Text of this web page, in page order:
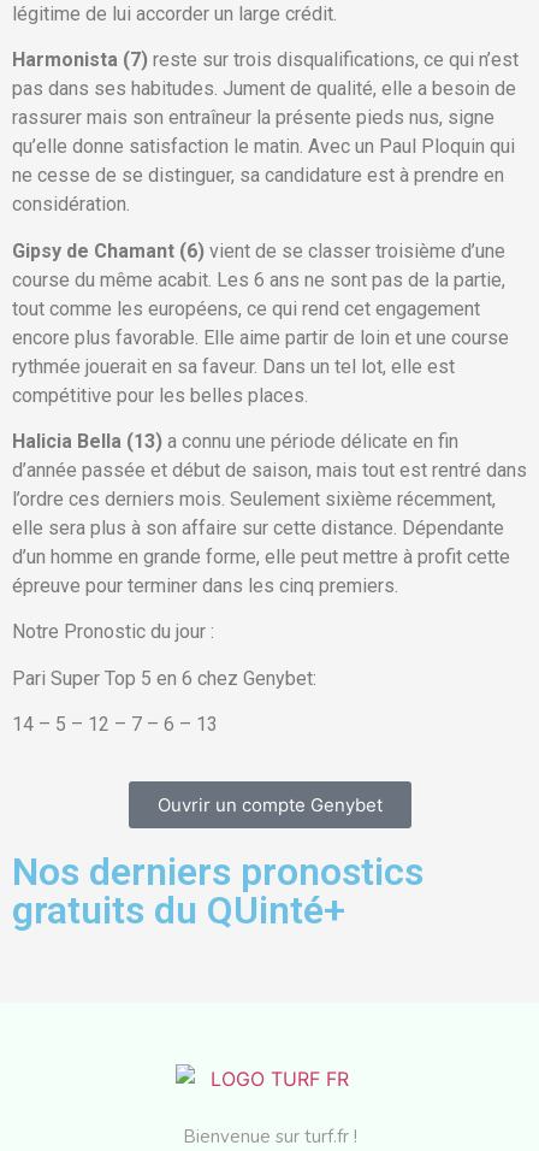
légitime de lui accorder un large crédit.
Harmonista (7) reste sur trois disqualifications, ce qui n’est
pas dans ses habitudes. Jument de qualité, elle a besoin de
rassurer mais son entraîneur la présente pieds nus, signe
qu’elle donne satisfaction le matin. Avec un Paul Ploquin qui
ne cesse de se distinguer, sa candidature est à prendre en
considération.
Gipsy de Chamant (6) vient de se classer troisième d’une
course du même acabit. Les 6 ans ne sont pas de la partie,
tout comme les européens, ce qui rend cet engagement
encore plus favorable. Elle aime partir de loin et une course
rythmée jouerait en sa faveur. Dans un tel lot, elle est
compétitive pour les belles places.
Halicia Bella (13) a connu une période délicate en fin
d’année passée et début de saison, mais tout est rentré dans
l’ordre ces derniers mois. Seulement sixième récemment,
elle sera plus à son affaire sur cette distance. Dépendante
d’un homme en grande forme, elle peut mettre à profit cette
épreuve pour terminer dans les cinq premiers.
Notre Pronostic du jour :
Pari Super Top 5 en 6 chez Genybet:
14 – 5 – 12 – 7 – 6 – 13
Ouvrir un compte Genybet
Nos derniers pronostics
gratuits du QUinté+
Bienvenue sur turf.fr !